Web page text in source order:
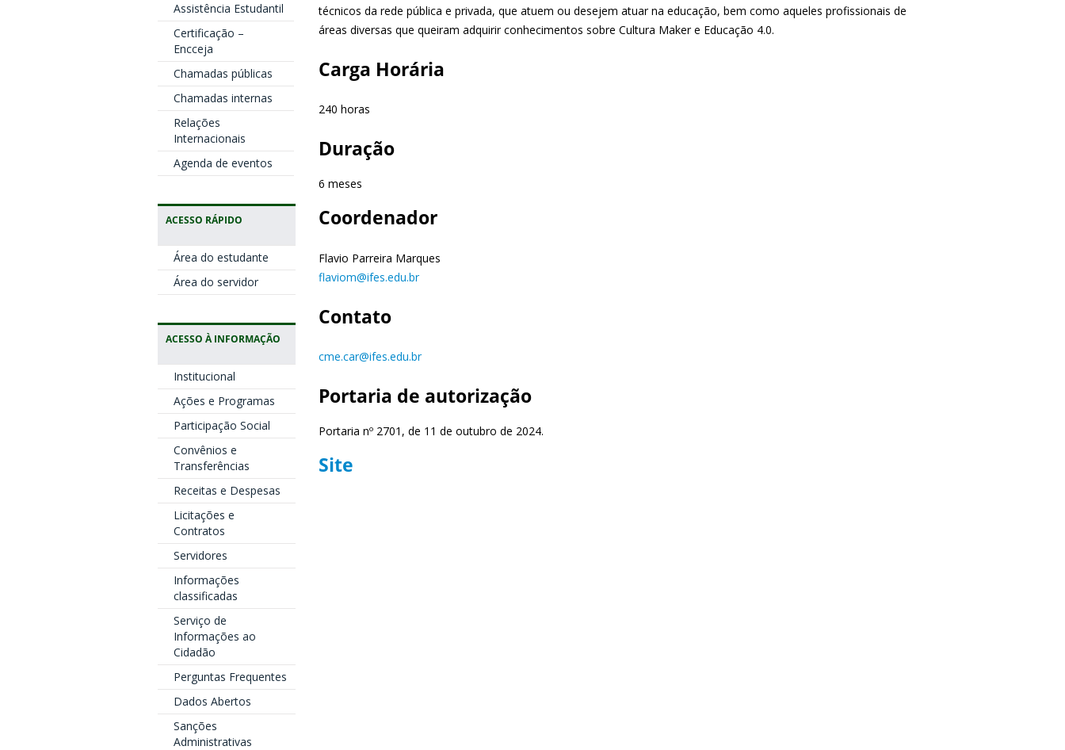
Assistência Estudantil
Certificação –
Encceja
Chamadas públicas
Chamadas internas
Relações
Internacionais
Agenda de eventos
ACESSO RÁPIDO
Área do estudante
Área do servidor
ACESSO À INFORMAÇÃO
Institucional
Ações e Programas
Participação Social
Convênios e
Transferências
Receitas e Despesas
Licitações e
Contratos
Servidores
Informações
classificadas
Serviço de
Informações ao
Cidadão
Perguntas Frequentes
Dados Abertos
Sanções
Administrativas
técnicos da rede pública e privada, que atuem ou desejem atuar na educação, bem como aqueles profissionais de
áreas diversas que queiram adquirir conhecimentos sobre Cultura Maker e Educação 4.0.
Carga Horária
240 horas
Duração
6 meses
Coordenador
Flavio Parreira Marques
flaviom@ifes.edu.br
Contato
cme.car@ifes.edu.br
Portaria de autorização
Portaria nº 2701, de 11 de outubro de 2024.
Site